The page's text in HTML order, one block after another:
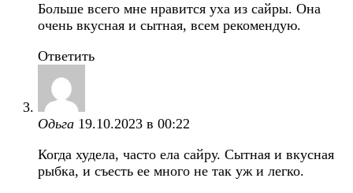
Больше всего мне нравится уха из сайры. Она
очень вкусная и сытная, всем рекомендую.
Ответить
Одьга 19.10.2023 в 00:22
Когда худела, часто ела сайру. Сытная и вкусная
рыбка, и съесть ее много не так уж и легко.